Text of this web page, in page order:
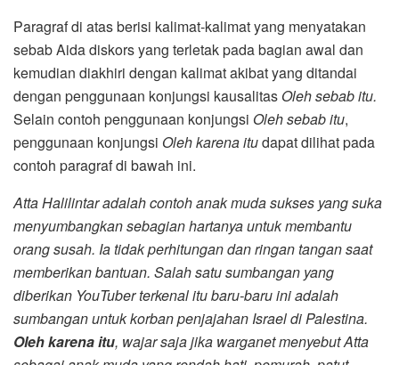
Paragraf di atas berisi kalimat-kalimat yang menyatakan
sebab Aida diskors yang terletak pada bagian awal dan
kemudian diakhiri dengan kalimat akibat yang ditandai
dengan penggunaan konjungsi kausalitas Oleh sebab itu.
Selain contoh penggunaan konjungsi Oleh sebab itu,
penggunaan konjungsi Oleh karena itudapat dilihat pada
contoh paragraf di bawah ini.
Atta Halilintar adalah contoh anak muda sukses yang suka
menyumbangkan sebagian hartanya untuk membantu
orang susah. Ia tidak perhitungan dan ringan tangan saat
memberikan bantuan. Salah satu sumbangan yang
diberikan YouTuber terkenal itu baru-baru ini adalah
sumbangan untuk korban penjajahan Israel di Palestina.
Oleh karena itu, wajar saja jika warganet menyebut Atta